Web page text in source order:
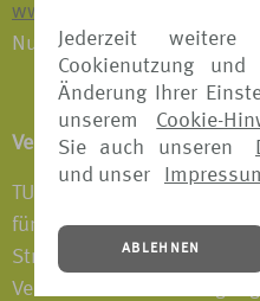
Jederzeit
Cookienutzung
Änderung Ihrer
unserem
Cookie-
Sie auch unseren
und unser
ABLEHNEN
www.vermittlerregister.info
Nummer einsehbar: D-
TUI Deutschland GmbH
für sie freiwilligen –
Streitbeilegung nach dem